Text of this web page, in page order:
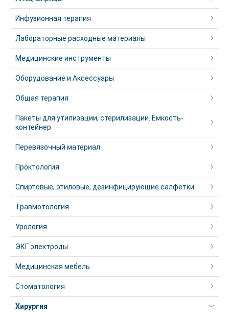
Инфузионная терапия
Лабораторные расходные материалы
Медицинские инструменты
Оборудование и Аксессуары
Общая терапия
Пакеты для утилизации, стерилизации. Емкость-
контейнер
Перевязочный материал
Проктология
Спиртовые, этиловые, дезинфицирующие салфетки
Травмотология
Урология
ЭКГ электроды
Медицинская мебель
Стоматология
Хирургия